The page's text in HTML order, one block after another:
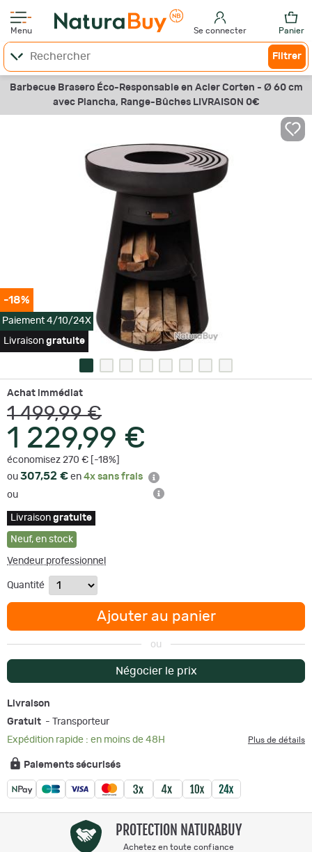
Menu Se connecter Panier
Filtrer
Barbecue Brasero Éco-Responsable en Acier Corten - Ø 60 cm
avec Plancha, Range-Bûches LIVRAISON 0€
-18%
Paiement 4/10/24X
Livraison gratuite
Achat immédiat
1 499,99 €
1 229,99 €
économisez 270 € [-18%]
ou 307,52 € en 4x sans frais
ou
Livraison gratuite
Neuf, en stock
Vendeur professionnel
Quantité
Ajouter au panier
ou
Négocier le prix
Livraison
Gratuit - Transporteur
Expédition rapide : en moins de 48H
Plus de détails
Paiements sécurisés
PROTECTION NATURABUY
Achetez en toute confiance